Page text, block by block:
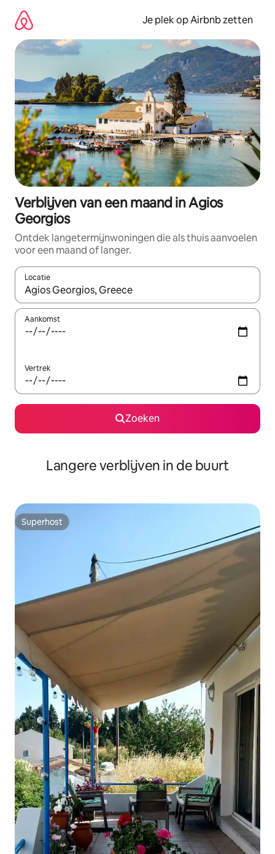
direct
naar
inhoud
Je plek op Airbnb zetten
Verblijven van een maand in Agios
Georgios
Ontdek langetermijnwoningen die als thuis aanvoelen
voor een maand of langer.
Locatie
Wanneer er resultaten beschikbaar zijn, maak je een keuze
Aankomst
Vertrek
Zoeken
Langere verblijven in de buurt
Superhost
Superhost